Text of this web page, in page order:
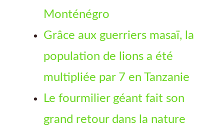
Monténégro
Grâce aux guerriers masaï, la
population de lions a été
multipliée par 7 en Tanzanie
Le fourmilier géant fait son
grand retour dans la nature